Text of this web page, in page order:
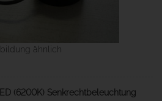
ähnlich
(6200K) Senkrechtbeleuchtung